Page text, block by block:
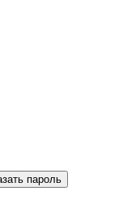
пароль